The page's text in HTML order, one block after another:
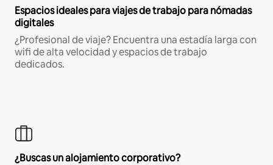
Espacios ideales para viajes de trabajo para nómadas
digitales
¿Profesional de viaje? Encuentra una estadía larga con
wifi de alta velocidad y espacios de trabajo
dedicados.
¿Buscas un alojamiento corporativo?